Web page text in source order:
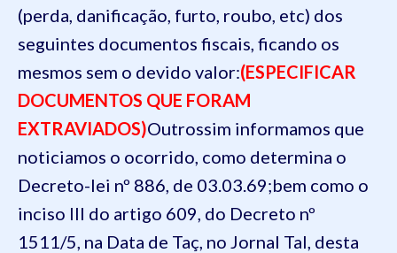
(perda, danificação, furto, roubo, etc) dos
seguintes documentos fiscais, ficando os
mesmos sem o devido valor:(ESPECIFICAR
DOCUMENTOS QUE FORAM
EXTRAVIADOS)Outrossim informamos que
noticiamos o ocorrido, como determina o
Decreto-lei nº 886, de 03.03.69;bem como o
inciso III do artigo 609, do Decreto nº
1511/5, na Data de Taç, no Jornal Tal, desta